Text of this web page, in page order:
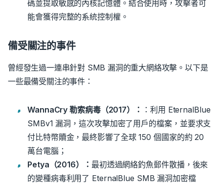
碼並提取敏感的內核記憶體。結合使用時，攻擊者可
能會獲得完整的系統控制權。
備受關注的事件
曾經發生過一連串針對 SMB 漏洞的重大網絡攻擊。以下是
一些最備受關注的事件：
WannaCry 勒索病毒（2017）：
：利用 EternalBlue
SMBv1 漏洞，這次攻擊加密了用戶的檔案，並要求支
付比特幣贖金，最終影響了全球 150 個國家的約 20
萬台電腦；
Petya（2016）： 最初透過網絡釣魚郵件散播，後來
的變種病毒利用了 EternalBlue SMB 漏洞加密檔